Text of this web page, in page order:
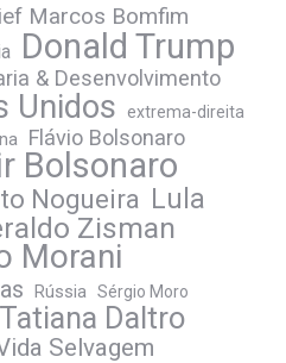
Marcos Bomfim
Donald Trump
& Desenvolvimento
Unidos extrema-direita
Flávio Bolsonaro
Bolsonaro
Nogueira Lula
Zisman
Morani
Rússia Sérgio Moro
Tatiana Daltro
Selvagem